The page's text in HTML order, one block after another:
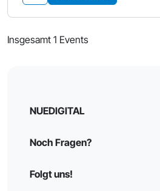
Insgesamt 1 Events
NUEDIGITAL
Noch Fragen?
Folgt uns!